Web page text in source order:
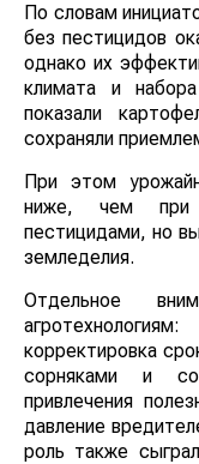
По словам
без пестицидов
однако их
климата и
показали
сохраняли
При этом
ниже, чем при
пестицидами, но
земледелия.
Отдельное
корректировка
сорняками и
привлечения
давление
роль также